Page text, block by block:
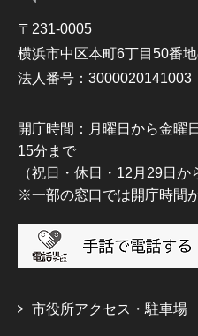
〒231-0005
横浜市中区本町6丁目50番
法人番号：3000020141003
開庁時間：月曜日から金曜
15分まで
（祝日・休日・12月29日か
※一部の窓口では開庁時間
市役所アクセス・駐車場